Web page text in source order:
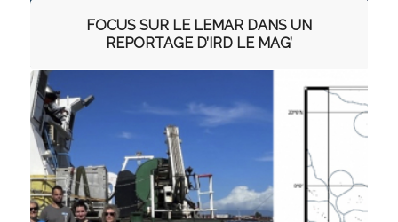
FOCUS SUR LE LEMAR DANS UN
REPORTAGE D’IRD LE MAG’